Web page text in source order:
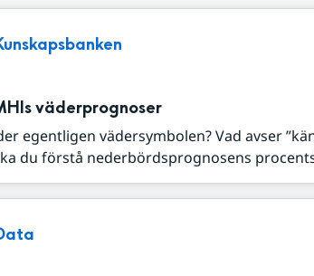
väderprognoser
egentligen vädersymbolen? Vad avser
du förstå nederbördsprognosens